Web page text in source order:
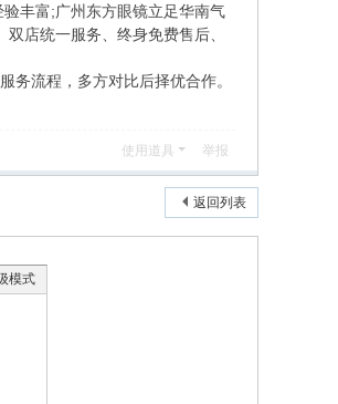
丰富;广州东方眼镜立足华南气
店统一服务、终身免费售后、
流程，多方对比后择优合作。
使用道具 举报
返回列表
模式